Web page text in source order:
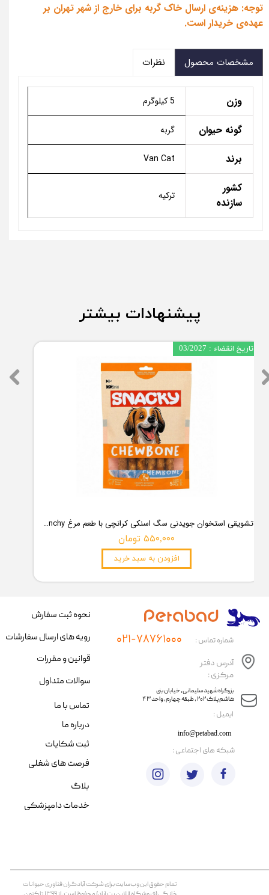
توجه: هزینه‌ی ارسال خاک گربه برای خارج از شهر تهران بر
عهده‌ی خریدار است.
مشخصات محصول نظرات
وزن 5 کیلوگرم
گونه حیوان گربه
برند Van Cat
کشور
سازنده
ترکیه
تشویقی استخوان جویدنی سگ اسنکی کرانچی با طعم مرغ Snacky Crunchy Munchy وزن 100 گرم
۵۵۰,۰۰۰ تومان
افزودن به سبد خرید
تاریخ انقضاء : 03/2027
پیشنهادات بیشتر
​ایمیل :
آدرس دفتر
مرکزی :
info@petabad.com
​​بزرگراه شهید سلیمانی، خیابان بنی
هاشم پلاک ۲۰۲ ، طبقه چهارم، واحد ۴۳
شماره تماس : ۰۲۱-۷۸۷۶۱۰۰۰
تمام حقوق اين وب‌سايت برای شرکت آبادگران فناوری حیوانات
نحوه ثبت سفارش
رویه های ارسال سفارشات
قوانین و مقررات
سوالات متداول
تماس با ما
درباره ما
ثبت شکایات
فرصت های شغلی
​شبکه های اجتماعی :
بلاگ
خدمات دامپزشکی